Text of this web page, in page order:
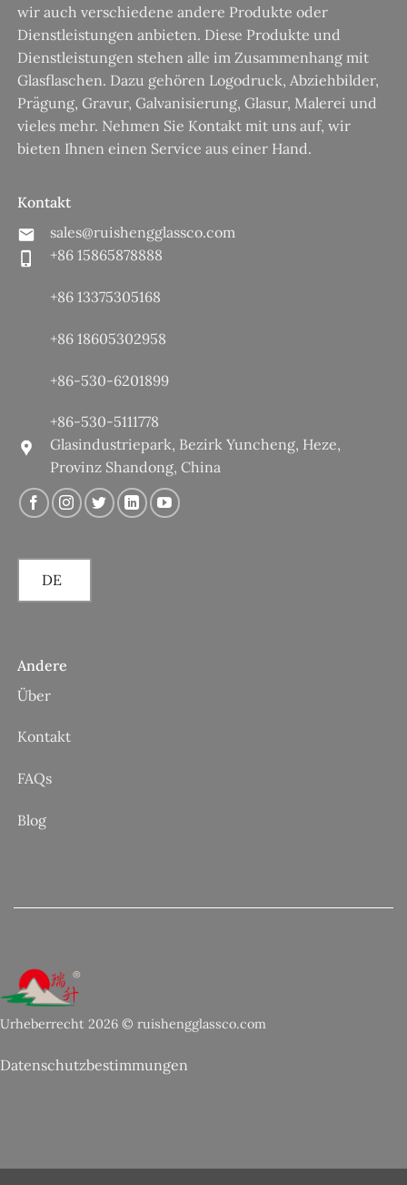
wir auch verschiedene andere Produkte oder
Dienstleistungen anbieten. Diese Produkte und
Dienstleistungen stehen alle im Zusammenhang mit
Glasflaschen. Dazu gehören Logodruck, Abziehbilder,
Prägung, Gravur, Galvanisierung, Glasur, Malerei und
vieles mehr. Nehmen Sie Kontakt mit uns auf, wir
bieten Ihnen einen Service aus einer Hand.
Kontakt
sales@ruishengglassco.com
+86 15865878888
+86 13375305168
+86 18605302958
+86-530-6201899
+86-530-5111778
Glasindustriepark, Bezirk Yuncheng, Heze,
Provinz Shandong, China
DE
Andere
Über
Kontakt
FAQs
Blog
Urheberrecht 2026 © ruishengglassco.com
Datenschutzbestimmungen